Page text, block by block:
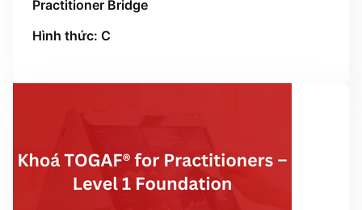
Practitioner Bridge
Hình thức: C